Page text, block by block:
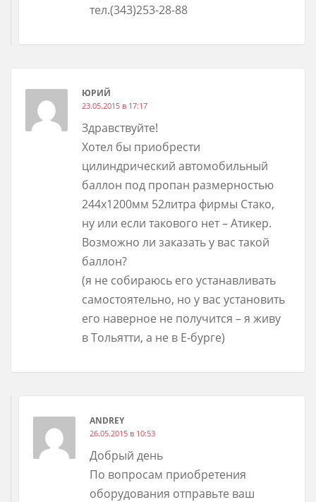
тел.(343)253-28-88
ЮРИЙ
23.05.2015 в 17:17
Здравствуйте!
Хотел бы приобрести
цилиндрический автомобильный
баллон под пропан размерностью
244х1200мм 52литра фирмы Стако,
ну или если такового нет – Атикер.
Возможно ли заказать у вас такой
баллон?
(я не собираюсь его устанавливать
самостоятельно, но у вас установить
его наверное не получится – я живу
в Тольятти, а не в Е-бурге)
ANDREY
26.05.2015 в 10:53
Добрый день
По вопросам приобретения
оборудования отправьте ваш